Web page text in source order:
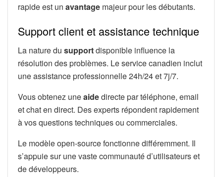
rapide est un avantage majeur pour les débutants.
Support client et assistance technique
La nature du supportdisponible influence la
résolution des problèmes. Le service canadien inclut
une assistance professionnelle 24h/24 et 7j/7.
Vous obtenez uneaidedirecte par téléphone, email
et chat en direct. Des experts répondent rapidement
à vos questions techniques ou commerciales.
Le modèle open-source fonctionne différemment. Il
s’appuie sur une vaste communauté d’utilisateurs et
de développeurs.